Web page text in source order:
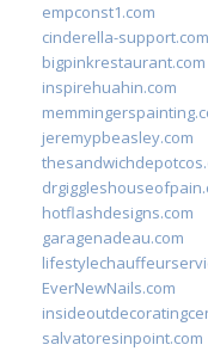
empconst1.com
cinderella-support.com
bigpinkrestaurant.com
inspirehuahin.com
jeremypbeasley.com
hotflashdesigns.com
garagenadeau.com
EverNewNails.com
salvatoresinpoint.com